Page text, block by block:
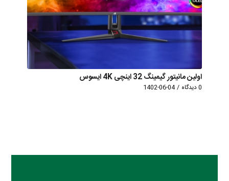
اولین مانیتور گیمینگ 32 اینچی 4K ایسوس
0 دیدگاه /
1402-06-04